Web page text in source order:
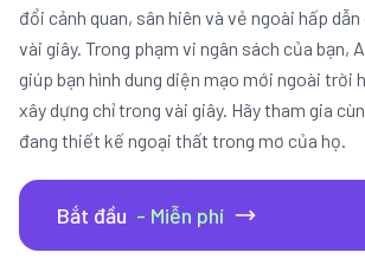
đổi cảnh quan, sân hiên và vẻ ngoài hấp
vài giây. Trong phạm vi ngân sách của bạn,
giúp bạn hình dung diện mạo mới ngoài trời
xây dựng chỉ trong vài giây. Hãy tham gia
đang thiết kế ngoại thất trong mơ của họ.
Bắt đầu - Miễn phí